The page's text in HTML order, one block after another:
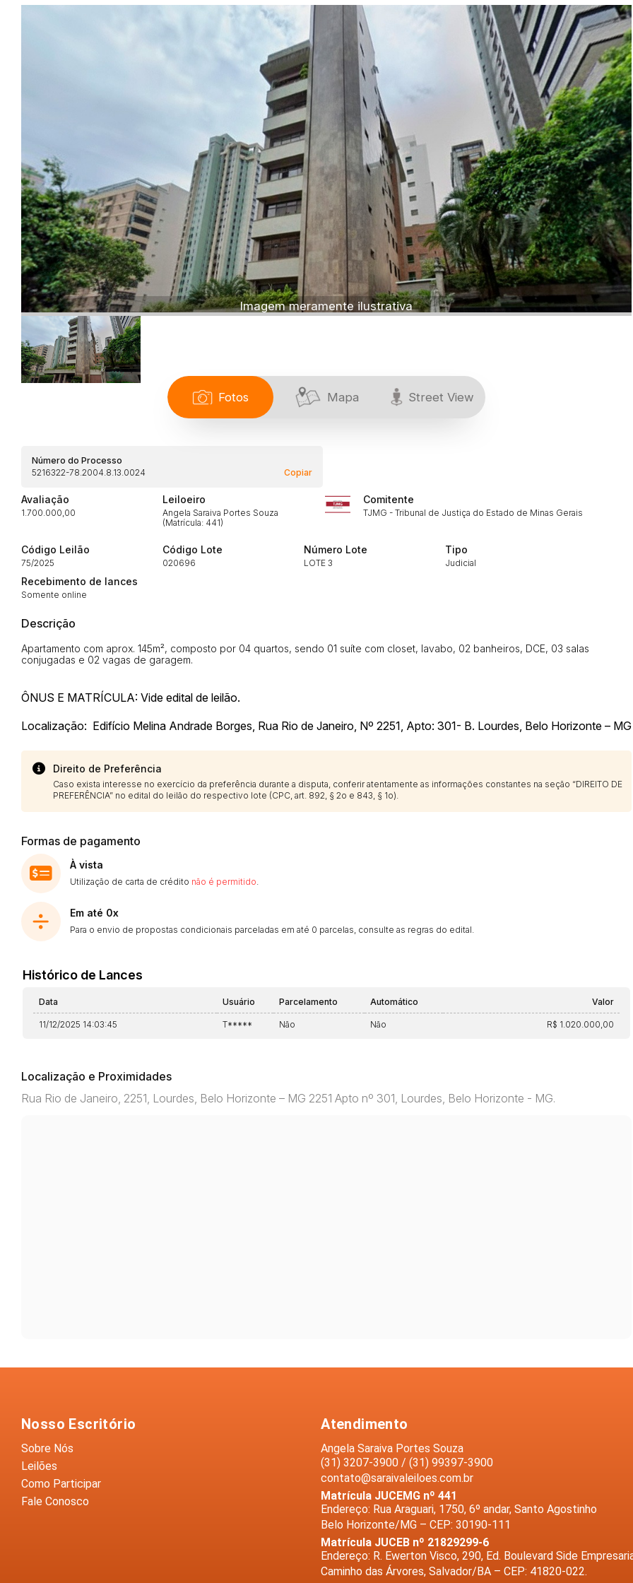
Sala
Materiais
Veículos
Caminhão
Carro
Carros
Moto
Motocicleta
Ônibus
Imagem meramente ilustrativa
Fotos Mapa Street View
Número do Processo
5216322-78.2004.8.13.0024
Copiar
Avaliação
1.700.000,00
Leiloeiro
Angela Saraiva Portes Souza
(Matrícula: 441)
Comitente
TJMG - Tribunal de Justiça do Estado de Minas Gerais
Código Leilão
75/2025
Código Lote
020696
Número Lote
LOTE 3
Tipo
Judicial
Recebimento de lances
Somente online
Descrição
Apartamento com aprox. 145m², composto por 04 quartos, sendo 01 suíte com closet, lavabo, 02 banheiros, DCE, 03 salas
conjugadas e 02 vagas de garagem.
ÔNUS E MATRÍCULA: Vide edital de leilão.
Localização: Edifício Melina Andrade Borges, Rua Rio de Janeiro, Nº 2251, Apto: 301- B. Lourdes, Belo Horizonte – MG
Direito de Preferência
Caso exista interesse no exercício da preferência durante a disputa, conferir atentamente as informações constantes na seção “DIREITO DE
PREFERÊNCIA” no edital do leilão do respectivo lote (CPC, art. 892, § 2o e 843, § 1o).
Formas de pagamento
À vista
Utilização de carta de crédito não é permitido.
Em até 0x
Para o envio de propostas condicionais parceladas em até 0 parcelas, consulte as regras do edital.
Histórico de Lances
Data Usuário Parcelamento Automático Valor
11/12/2025 14:03:45 T***** Não Não R$ 1.020.000,00
Localização e Proximidades
Rua Rio de Janeiro, 2251, Lourdes, Belo Horizonte – MG 2251 Apto nº 301, Lourdes, Belo Horizonte - MG.
14/04/2025 18:43:11 TIAGOFELIPE
14/04/2025 18:43:11 TIAGOFELIPE
Clique aqui para fazer login
Habilite-se para efetuar lances ou propostas
Nosso Escritório
Sobre Nós
Leilões
Como Participar
Fale Conosco
Atendimento
Angela Saraiva Portes Souza
(31) 3207-3900 / (31) 99397-3900
contato@saraivaleiloes.com.br
Matrícula JUCEMG nº 441
Endereço: Rua Araguari, 1750, 6º andar, Santo Agostinho
Belo Horizonte/MG – CEP: 30190-111
Matrícula JUCEB nº 21829299-6
Endereço: R. Ewerton Visco, 290, Ed. Boulevard Side
Caminho das Árvores, Salvador/BA – CEP: 41820-022.